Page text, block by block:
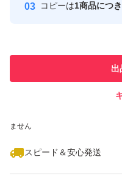
ません
スピード＆安心発送
コピーは1商品につ
出